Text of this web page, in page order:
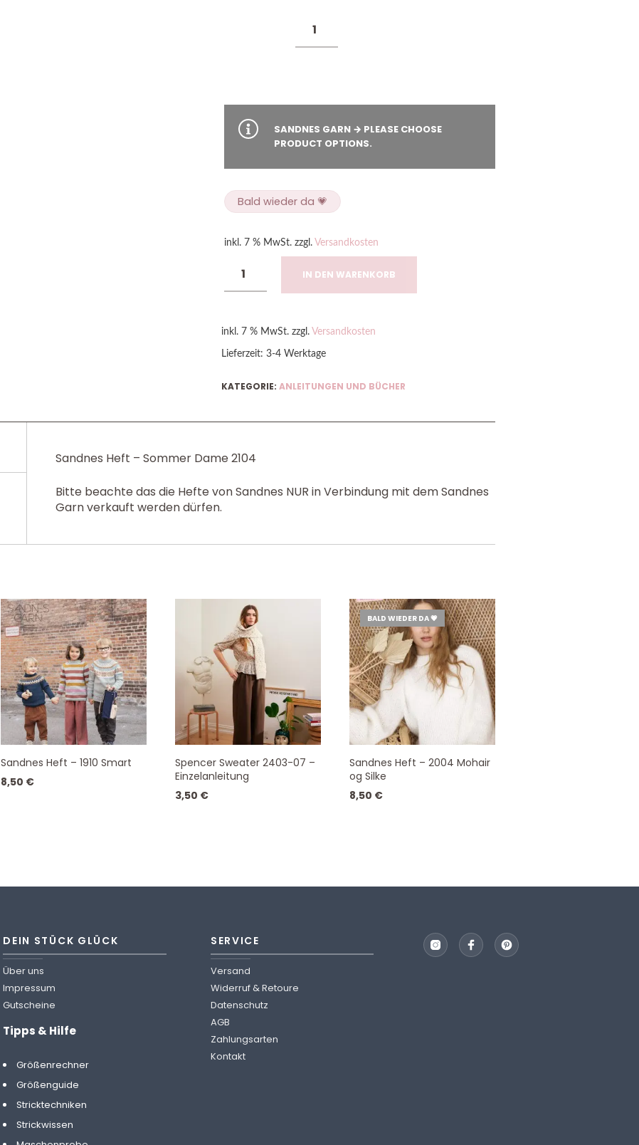
SANDNES GARN→ PLEASE CHOOSE
PRODUCT OPTIONS.
Bald wieder da 💗
inkl. 7 % MwSt. zzgl. Versandkosten
IN DEN WARENKORB
inkl. 7 % MwSt. zzgl. Versandkosten
Lieferzeit: 3-4 Werktage
KATEGORIE: ANLEITUNGEN UND BÜCHER
Sandnes Heft – Sommer Dame 2104
Bitte beachte das die Hefte von Sandnes NUR in Verbindung mit dem Sandnes
Garn verkauft werden dürfen.
Sandnes Heft – 1910 Smart
8,50 €
Spencer Sweater 2403-07 –
Einzelanleitung
3,50 €
BALD WIEDER DA 💗
Sandnes Heft – 2004 Mohair
og Silke
8,50 €
DEIN STÜCK GLÜCK
Über uns
Impressum
Gutscheine
Tipps & Hilfe
Größenrechner
Größenguide
Stricktechniken
Strickwissen
SERVICE
Versand
Widerruf & Retoure
Datenschutz
AGB
Zahlungsarten
Kontakt